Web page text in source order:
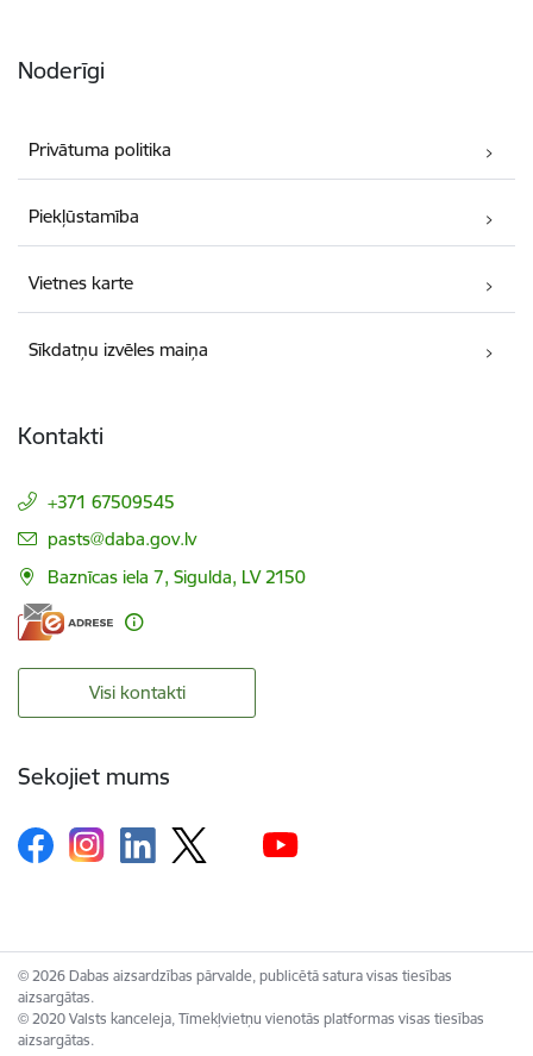
Noderīgi
Privātuma politika
Piekļūstamība
Vietnes karte
Sīkdatņu izvēles maiņa
Kontakti
+371 67509545
E-pasts:
pasts@daba.gov.lv
Baznīcas iela 7, Sigulda, LV 2150
Visi kontakti
Sekojiet mums
© 2026 Dabas aizsardzības pārvalde, publicētā satura visas tiesības
aizsargātas.
© 2020 Valsts kanceleja, Tīmekļvietņu vienotās platformas visas tiesības
aizsargātas.